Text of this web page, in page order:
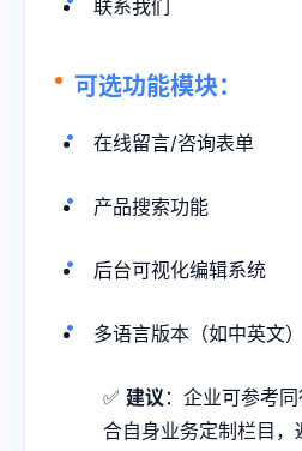
联系我们
可选功能模块：
在线留言/咨询表单
产品搜索功能
后台可视化编辑系统
多语言版本（如中英文）
✅ 建议 ：企业可参考
合自身业务定制栏目，